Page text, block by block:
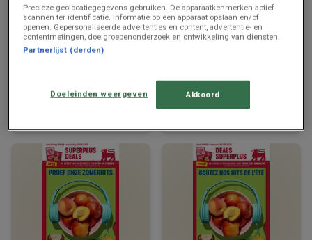
ZOJUIST TOEGEVOEGD
Proxy Delhaize
Prijsgegevens
ZOJUIST TOEGEVOEGD
Proxy Delhaize
Prijsgegevens
geldig tot en
Precieze geolocatiegegevens gebruiken. De apparaatkenmerken actief
scannen ter identificatie. Informatie op een apparaat opslaan en/of
openen. Gepersonaliseerde advertenties en content, advertentie- en
contentmetingen, doelgroepenonderzoek en ontwikkeling van diensten.
Partnerlijst (derden)
Doeleinden weergeven Akkoord